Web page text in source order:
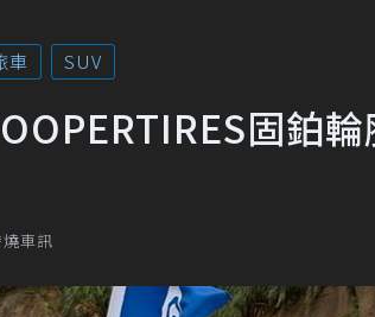
車 SUV
固鉑
車訊